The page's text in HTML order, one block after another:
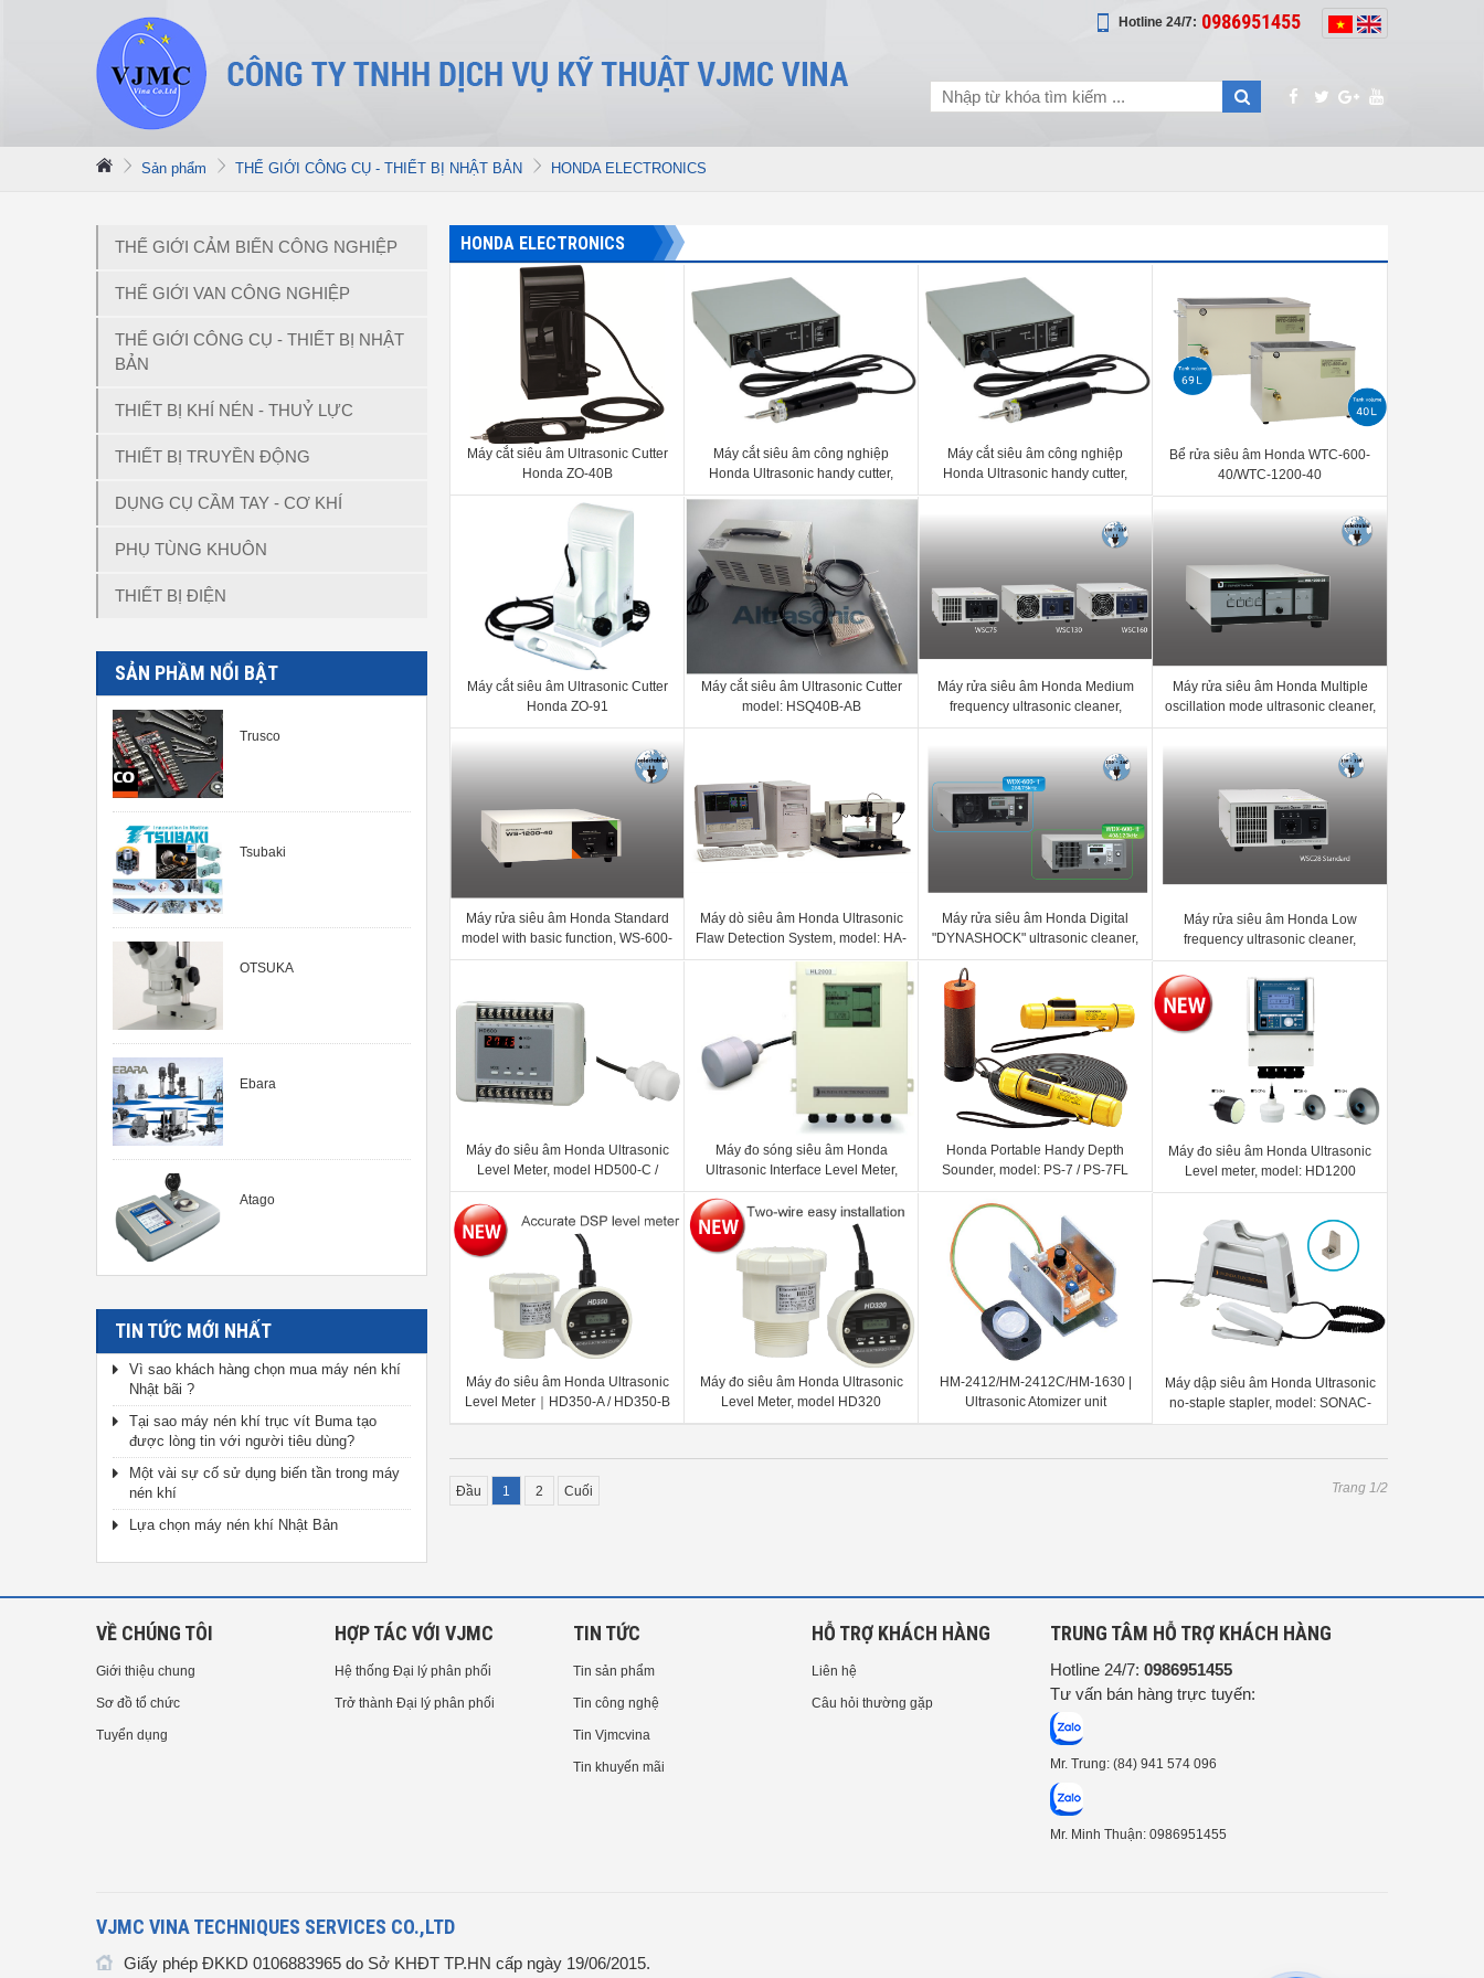
Hotline 24/7: 0986951455
Sản phẩm THẾ GIỚI CÔNG CỤ - THIẾT BỊ NHẬT BẢN HONDA ELECTRONICS
THẾ GIỚI CẢM BIẾN CÔNG NGHIỆP
THẾ GIỚI VAN CÔNG NGHIỆP
THẾ GIỚI CÔNG CỤ - THIẾT BỊ NHẬT
BẢN
THIẾT BỊ KHÍ NÉN - THUỶ LỰC
THIẾT BỊ TRUYỀN ĐỘNG
DỤNG CỤ CẦM TAY - CƠ KHÍ
PHỤ TÙNG KHUÔN
THIẾT BỊ ĐIỆN
SẢN PHẦM NỔI BẬT
Trusco
Tsubaki
OTSUKA
Ebara
Atago
TIN TỨC MỚI NHẤT
Vì sao khách hàng chọn mua máy nén khí
Nhật bãi ?
Tại sao máy nén khí trục vít Buma tạo
được lòng tin với người tiêu dùng?
Một vài sự cố sử dụng biến tần trong máy
nén khí
Lựa chọn máy nén khí Nhật Bản
HONDA ELECTRONICS
Máy cắt siêu âm Ultrasonic Cutter
Honda ZO-40B
Máy cắt siêu âm công nghiệp
Honda Ultrasonic handy cutter,
model Honda ZO-95
Máy cắt siêu âm công nghiệp
Honda Ultrasonic handy cutter,
model Honda ZO-80
Bể rửa siêu âm Honda WTC-600-
40/WTC-1200-40
Máy cắt siêu âm Ultrasonic Cutter
Honda ZO-91
Máy cắt siêu âm Ultrasonic Cutter
model: HSQ40B-AB
Máy rửa siêu âm Honda Medium
frequency ultrasonic cleaner,
WSC75, WSD130, WSC160
Máy rửa siêu âm Honda Multiple
oscillation mode ultrasonic cleaner,
Model: WD-600-28T, WD-600-40T,
Máy rửa siêu âm Honda Standard
model with basic function, WS-600-
28 / WS-600-40 / WS-600-75 | WS-
Máy dò siêu âm Honda Ultrasonic
Flaw Detection System, model: HA-
701W
Máy rửa siêu âm Honda Digital
"DYNASHOCK" ultrasonic cleaner,
model: WDX-600-I / WDX-1200-I /
Máy rửa siêu âm Honda Low
frequency ultrasonic cleaner,
model: WSC28 / WSC40
Máy đo siêu âm Honda Ultrasonic
Level Meter, model HD500-C /
HD500-D
Máy đo sóng siêu âm Honda
Ultrasonic Interface Level Meter,
model: HL2000
Honda Portable Handy Depth
Sounder, model: PS-7 / PS-7FL
Máy đo siêu âm Honda Ultrasonic
Level meter, model: HD1200
Máy đo siêu âm Honda Ultrasonic
Level Meter｜HD350-A / HD350-B
Máy đo siêu âm Honda Ultrasonic
Level Meter, model HD320
HM-2412/HM-2412C/HM-1630 |
Ultrasonic Atomizer unit
Máy dập siêu âm Honda Ultrasonic
no-staple stapler, model: SONAC-
37
Đầu 1 2 Cuối Trang 1/2
VỀ CHÚNG TÔI
Giới thiệu chung
Sơ đồ tổ chức
Tuyển dụng
HỢP TÁC VỚI VJMC
Hệ thống Đại lý phân phối
Trở thành Đại lý phân phối
TIN TỨC
Tin sản phẩm
Tin công nghệ
Tin Vjmcvina
Tin khuyến mãi
HỖ TRỢ KHÁCH HÀNG
Liên hệ
Câu hỏi thường gặp
TRUNG TÂM HỖ TRỢ KHÁCH HÀNG
Hotline 24/7: 0986951455
Tư vấn bán hàng trực tuyến:
Mr. Trung: (84) 941 574 096
Mr. Minh Thuận: 0986951455
VJMC VINA TECHNIQUES SERVICES CO.,LTD
Giấy phép ĐKKD 0106883965 do Sở KHĐT TP.HN cấp ngày 19/06/2015.